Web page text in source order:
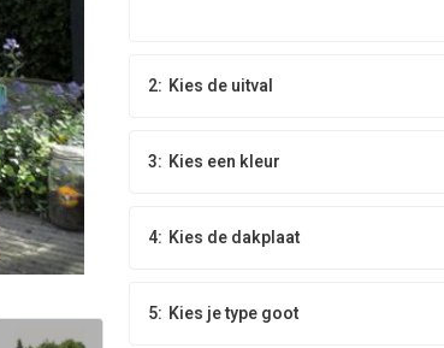
2: Kies de uitval
3: Kies een kleur
4: Kies de dakplaat
5: Kies je type goot